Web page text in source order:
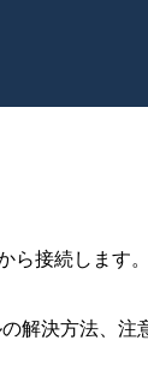
ら接続します
解決方法、